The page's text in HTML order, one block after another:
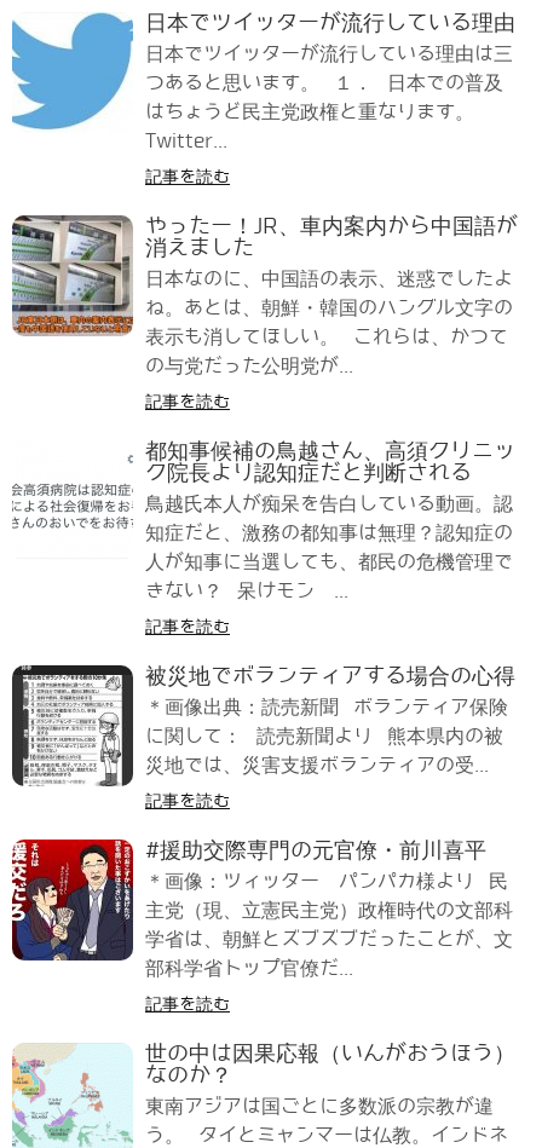
日本でツイッターが流行している理由
日本でツイッターが流行している理由は三
つあると思います。 １． 日本での普及
はちょうど民主党政権と重なります。
Twitter...
記事を読む
やったー！JR、車内案内から中国語が
消えました
日本なのに、中国語の表示、迷惑でしたよ
ね。あとは、朝鮮・韓国のハングル文字の
表示も消してほしい。 これらは、かつて
の与党だった公明党が...
記事を読む
都知事候補の鳥越さん、高須クリニッ
ク院長より認知症だと判断される
鳥越氏本人が痴呆を告白している動画。認
知症だと、激務の都知事は無理？認知症の
人が知事に当選しても、都民の危機管理で
きない？ 呆けモン ...
記事を読む
被災地でボランティアする場合の心得
＊画像出典：読売新聞 ボランティア保険
に関して： 読売新聞より 熊本県内の被
災地では、災害支援ボランティアの受...
記事を読む
#援助交際専門の元官僚・前川喜平
＊画像：ツィッター パンパカ様より 民
主党（現、立憲民主党）政権時代の文部科
学省は、朝鮮とズブズブだったことが、文
部科学省トップ官僚だ...
記事を読む
世の中は因果応報（いんがおうほう）
なのか？
東南アジアは国ごとに多数派の宗教が違
う。 タイとミャンマーは仏教。インドネ